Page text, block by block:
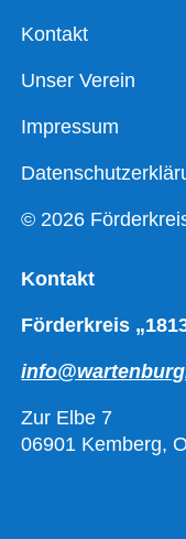
Kontakt
Unser Verein
Impressum
© 2026
Kontakt
Förderkreis
Zur Elbe 7
06901 Kemberg,